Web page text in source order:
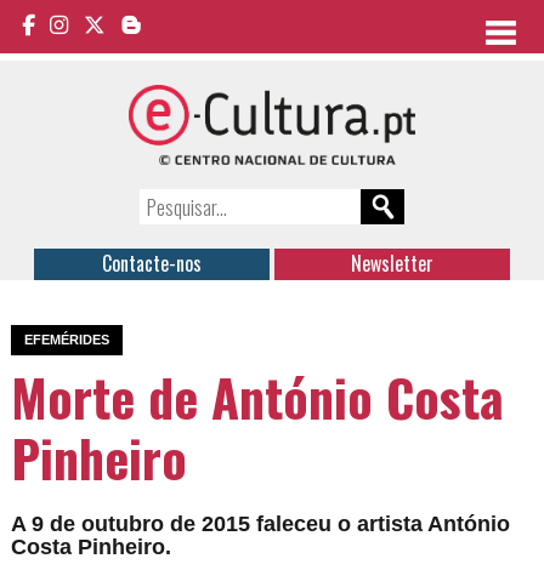
Contacte-nos Newsletter
EFEMÉRIDES
Morte de António Costa
Pinheiro
A 9 de outubro de 2015 faleceu o artista António
Costa Pinheiro.